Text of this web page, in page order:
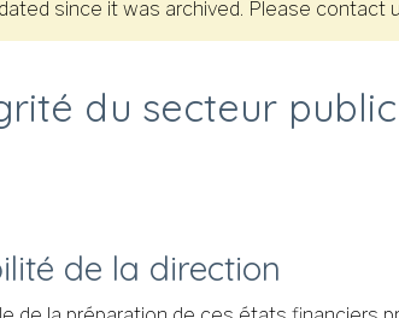
since it was archived. Please
du secteur
de la direction